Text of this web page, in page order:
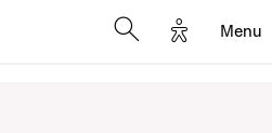
Options
Menu